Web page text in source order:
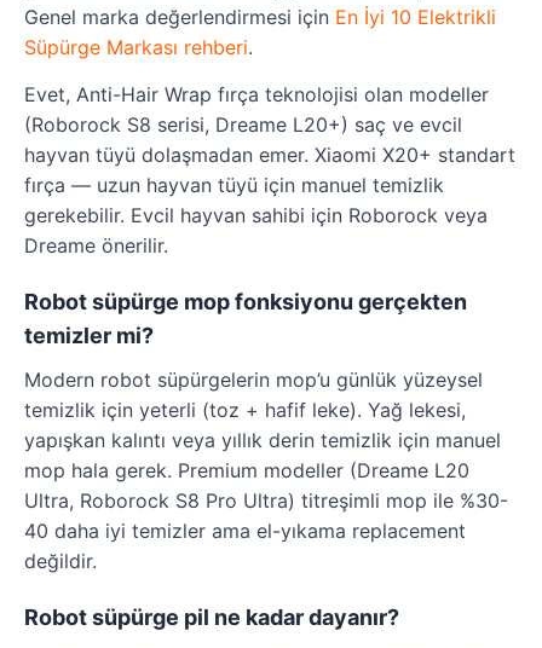
Genel marka değerlendirmesi için En İyi 10 Elektrikli
Süpürge Markası rehberi.
Evet, Anti-Hair Wrap fırça teknolojisi olan modeller
(Roborock S8 serisi, Dreame L20+) saç ve evcil
hayvan tüyü dolaşmadan emer. Xiaomi X20+ standart
fırça — uzun hayvan tüyü için manuel temizlik
gerekebilir. Evcil hayvan sahibi için Roborock veya
Dreame önerilir.
Robot süpürge mop fonksiyonu gerçekten
temizler mi?
Modern robot süpürgelerin mop’u günlük yüzeysel
temizlik için yeterli (toz + hafif leke). Yağ lekesi,
yapışkan kalıntı veya yıllık derin temizlik için manuel
mop hala gerek. Premium modeller (Dreame L20
Ultra, Roborock S8 Pro Ultra) titreşimli mop ile %30-
40 daha iyi temizler ama el-yıkama replacement
değildir.
Robot süpürge pil ne kadar dayanır?